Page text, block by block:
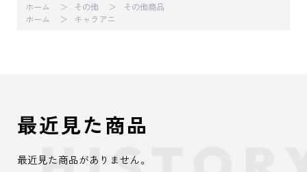
ホーム その他
その他商品
ホーム
キャラアニ
最近見た商品
最近見た商品がありません。